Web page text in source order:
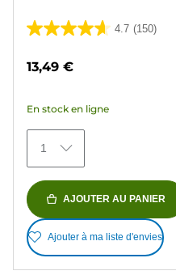
4.7 (150)
4.7
5
150
avis
13,49 €
En stock en ligne
1
AJOUTER AU PANIER
Ajouter à ma liste d'envies